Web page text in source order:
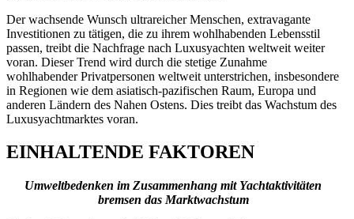
Der wachsende Wunsch ultrareicher Menschen, extravagante
Investitionen zu tätigen, die zu ihrem wohlhabenden Lebensstil
passen, treibt die Nachfrage nach Luxusyachten weltweit weiter
voran. Dieser Trend wird durch die stetige Zunahme
wohlhabender Privatpersonen weltweit unterstrichen, insbesondere
in Regionen wie dem asiatisch-pazifischen Raum, Europa und
anderen Ländern des Nahen Ostens. Dies treibt das Wachstum des
Luxusyachtmarktes voran.
EINHALTENDE FAKTOREN
Umweltbedenken im Zusammenhang mit Yachtaktivitäten
bremsen das Marktwachstum